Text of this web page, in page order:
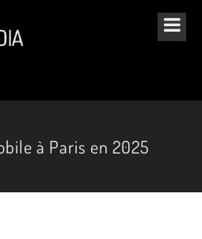
à Paris en 2025